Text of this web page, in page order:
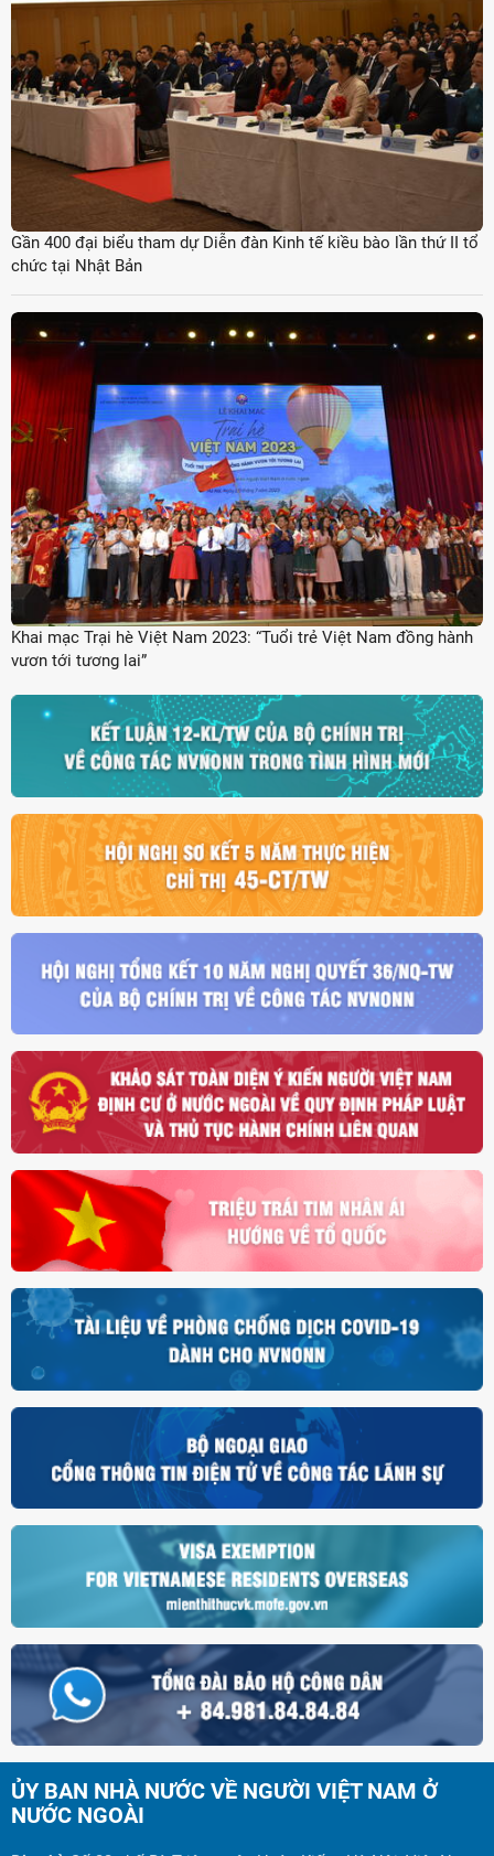
Gần 400 đại biểu tham dự Diễn đàn Kinh tế kiều bào lần thứ II tổ
chức tại Nhật Bản
Khai mạc Trại hè Việt Nam 2023: “Tuổi trẻ Việt Nam đồng hành
vươn tới tương lai”
ỦY BAN NHÀ NƯỚC VỀ NGƯỜI VIỆT NAM Ở
NƯỚC NGOÀI